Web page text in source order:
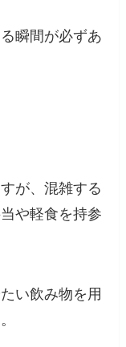
瞬間が必ずあ
が、混雑する
や軽食を持参
い飲み物を用